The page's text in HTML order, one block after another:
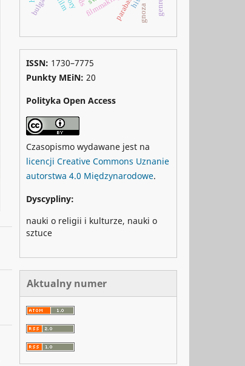
parabasis gnoza
ISSN: 1730–7775
Punkty MEiN: 20
Polityka Open Access
Czasopismo wydawane jest na
licencji Creative Commons Uznanie
autorstwa 4.0 Międzynarodowe.
Dyscypliny:
nauki o religii i kulturze, nauki o
sztuce
Aktualny numer